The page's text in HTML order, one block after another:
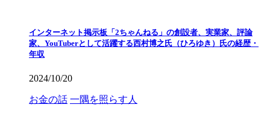
インターネット掲示板「2ちゃんねる」の創設者、実業家、評論
家、YouTuberとして活躍する西村博之氏（ひろゆき）氏の経歴・
年収
2024/10/20
お金の話 一隅を照らす人